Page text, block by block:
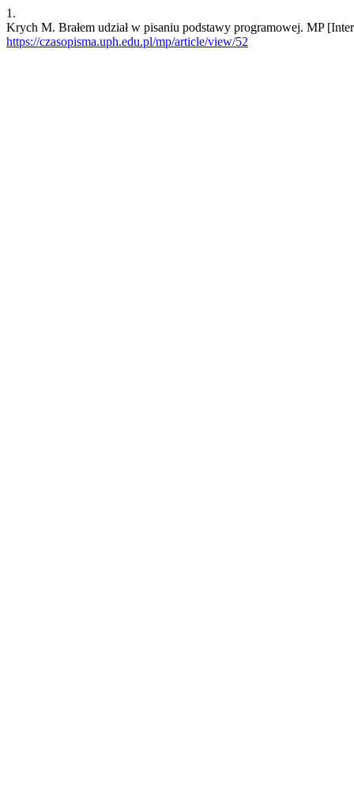
1.
Krych M. Brałem udział w pisaniu podstawy programowej. MP
https://czasopisma.uph.edu.pl/mp/article/view/52